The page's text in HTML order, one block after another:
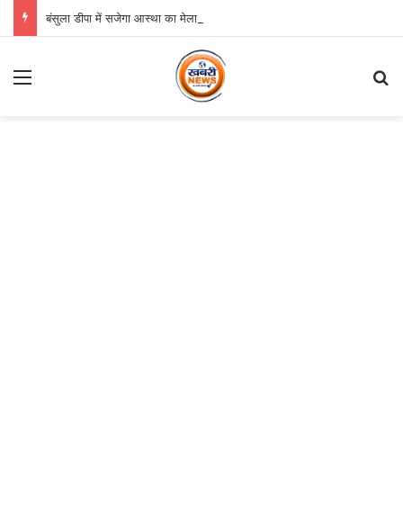
बंसुला डीपा में सजेगा आस्था का मेला, श्री जगन्नाथ झूलन रथयात्रा कल से